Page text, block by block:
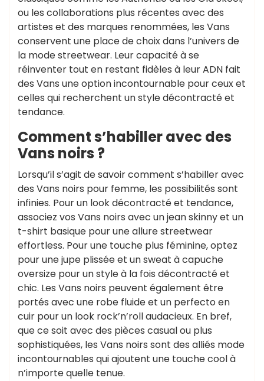
ou les collaborations plus récentes avec des
artistes et des marques renommées, les Vans
conservent une place de choix dans l’univers de
la mode streetwear. Leur capacité à se
réinventer tout en restant fidèles à leur ADN fait
des Vans une option incontournable pour ceux et
celles qui recherchent un style décontracté et
tendance.
Comment s’habiller avec des
Vans noirs ?
Lorsqu’il s’agit de savoir comment s’habiller avec
des Vans noirs pour femme, les possibilités sont
infinies. Pour un look décontracté et tendance,
associez vos Vans noirs avec un jean skinny et un
t-shirt basique pour une allure streetwear
effortless. Pour une touche plus féminine, optez
pour une jupe plissée et un sweat à capuche
oversize pour un style à la fois décontracté et
chic. Les Vans noirs peuvent également être
portés avec une robe fluide et un perfecto en
cuir pour un look rock’n’roll audacieux. En bref,
que ce soit avec des pièces casual ou plus
sophistiquées, les Vans noirs sont des alliés mode
incontournables qui ajoutent une touche cool à
n’importe quelle tenue.